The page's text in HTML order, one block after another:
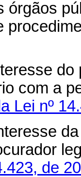
órgãos
com a
Lei nº
de